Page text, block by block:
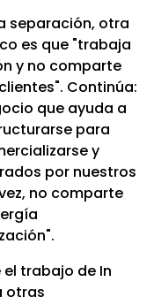
separación, otra
es que "trabaja
y no comparte
Continúa:
que ayuda a
para
y
por nuestros
no comparte
trabajo de In
otras